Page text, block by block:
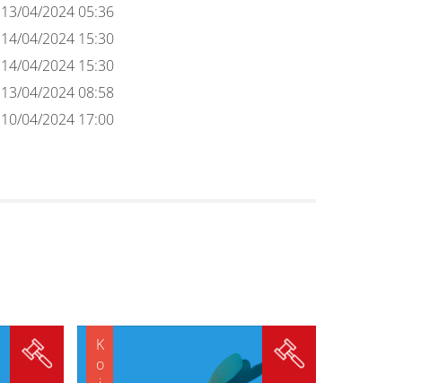
13/04/2024 05:36
14/04/2024 15:30
14/04/2024 15:30
13/04/2024 08:58
10/04/2024 17:00